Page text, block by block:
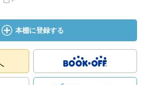
本棚に登録する